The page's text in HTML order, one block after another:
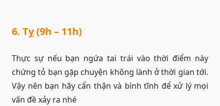
6. Tỵ (9h – 11h)
Thực sự nếu bạn ngứa tai trái vào thời điểm này
chứng tỏ bạn gặp chuyện không lành ở thời gian tới.
Vậy nên bạn hãy cẩn thận và bình tĩnh để xử lý mọi
vấn đề xảy ra nhé